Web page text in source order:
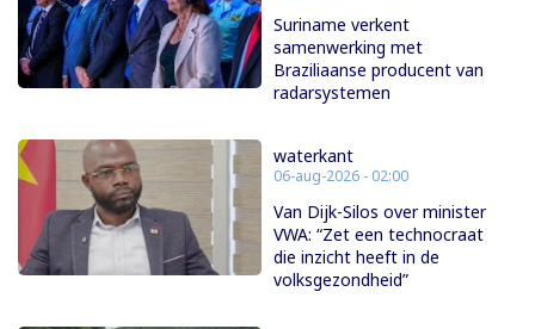
Suriname verkent
samenwerking met
Braziliaanse producent van
radarsystemen
waterkant
06-aug-2026 - 02:00
Van Dijk-Silos over minister
VWA: “Zet een technocraat
die inzicht heeft in de
volksgezondheid”